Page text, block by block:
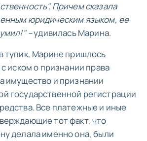
Причем сказала
юридическим языком, ее
–удивилась Марина.
тупик, Марине пришлось
иском о признании права
имущество и признании
государственной регистрации
Все платежные и иные
тот факт, что
делала именно она, были